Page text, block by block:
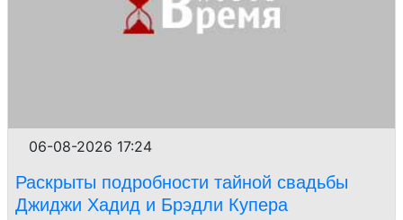
06-08-2026 17:24
Раскрыты подробности тайной свадьбы
Джиджи Хадид и Брэдли Купера